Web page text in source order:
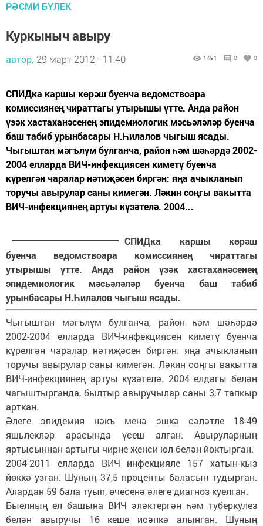
РӘСМИ БҮЛЕК
Куркыныч авыру
автор, 29 март 2012 - 11:40 1491 0 0
СПИДка каршы көрәш буенча ведомствоара
комиссиянең чираттагы утырышы үтте. Анда район
үзәк хастаханәсенең эпидемиологик мәсьәләләр буенча
баш табиб урынбасары Н.Һилалов чыгыш ясады.
Чыгыштан мәгълүм булганча, район һәм шәһәрдә 2002-
2004 елларда ВИЧ-инфекциясен киметү буенча
күрелгән чаралар нәтиҗәсен биргән: яңа ачыкланып
торучы авырулар саны кимегән. Ләкин соңгы вакытта
ВИЧ-инфекциянең артуы күзәтелә. 2004...
СПИДка каршы көрәш
буенча ведомствоара комиссиянең чираттагы
утырышы үтте. Анда район үзәк хастаханәсенең
эпидемиологик мәсьәләләр буенча баш табиб
урынбасары Н.Һилалов чыгыш ясады.
Чыгыштан мәгълүм булганча, район һәм шәһәрдә
2002-2004 елларда ВИЧ-инфекциясен киметү буенча
күрелгән чаралар нәтиҗәсен биргән: яңа ачыкланып
торучы авырулар саны кимегән. Ләкин соңгы вакытта
ВИЧ-инфекциянең артуы күзәтелә. 2004 елдагы белән
чагыштырганда, былтыр авыручылар саны 3,7 тапкыр
арткан.
Әлеге эпидемия нәкъ менә эшкә сәләтле 18-49
яшьлекләр арасында үсеш алган. Авыруларның
яртысыннан артыгы чирне җенси юл белән йоктырган.
2004-2011 елларда ВИЧ инфекцияле 157 хатын-кыз
йөккә узган. Шуның 37,5 проценты баласын тудырган.
Алардан 59 бала туып, өчесенә әлеге диагноз куелган.
Быелның ел башына ВИЧ эләктергән һәм туберкулез
белән авыручы 16 кеше исәпкә алынган. Шуның